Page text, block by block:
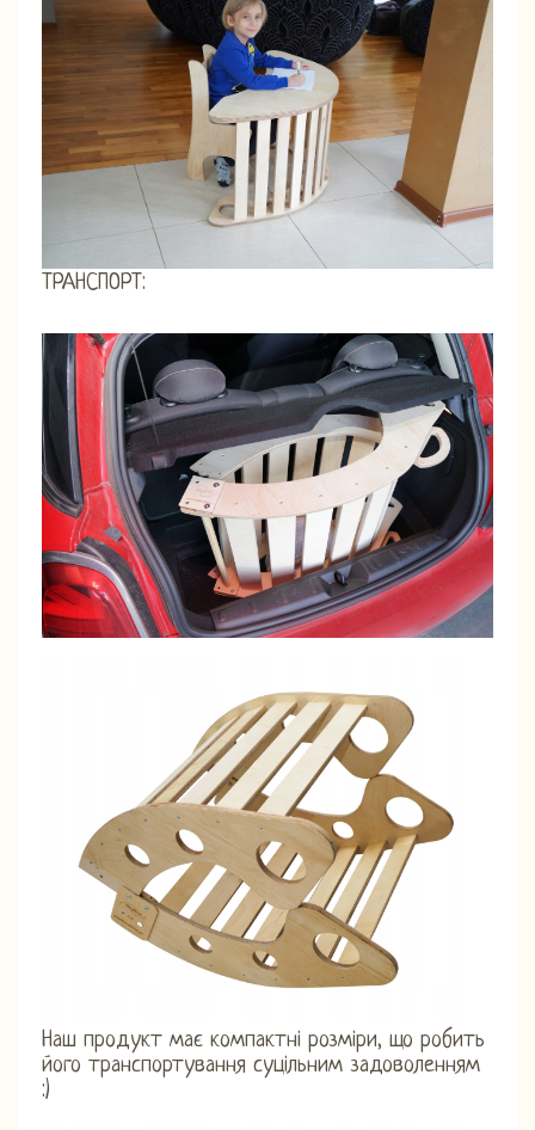
ТРАНСПОРТ:
Наш продукт має компактні розміри, що робить
його транспортування суцільним задоволенням
:)